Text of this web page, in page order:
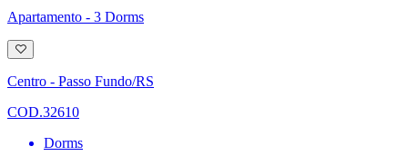
Apartamento - 3 Dorms
Adicionar
à
lista
de
Centro - Passo Fundo/RS
COD.32610
Dorms